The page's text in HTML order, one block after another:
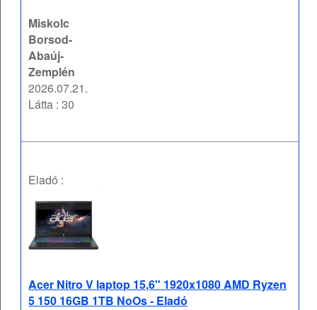
Miskolc
Borsod-
Abaúj-
Zemplén
2026.07.21.
Látta : 30
Eladó :
Acer Nitro V laptop 15,6" 1920x1080 AMD Ryzen
5 150 16GB 1TB NoOs - Eladó